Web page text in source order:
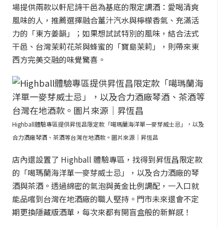
場提供兩款以軒尼詩干邑為基底的限定調酒：愛喝清爽
風味的人，推薦選擇融合薑汁汽水與檸檬香氣、充滿活
力的「東方姜韻」；如果想試試特別的風味，結合法式
干邑、台灣茉莉花茶與蜂蜜的「寶島茉莉」，則帶來東
西方完美交融的味覺驚喜。
Highball體驗專區提供昇恆昌限定款「噶瑪蘭海洋單一麥芽威士忌」，以及
合力酒廠琴酒、茶酒等台灣在地酒款。圖片來源｜昇恆昌
店內還設置了 Highball 體驗專區，找得到昇恆昌限定款
的「噶瑪蘭海洋單一麥芽威士忌」，以及合力酒廠的琴
酒與茶酒。透過綿密的氣泡與黃金比例調配，一入口就
能品嚐到台灣在地酒廠的職人堅持。門市未來還會不定
期更換隱藏版酒單，每次來都有開盲盒般的新鮮感！